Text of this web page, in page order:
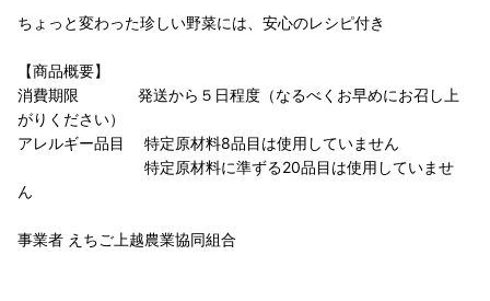
ちょっと変わった珍しい野菜には、安心のレシピ付き
【商品概要】
消費期限 発送から５日程度（なるべくお早めにお召し上
がりください）
アレルギー品目 特定原材料8品目は使用していません
特定原材料に準ずる20品目は使用していませ
ん
事業者 えちご上越農業協同組合